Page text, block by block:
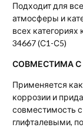
Подходит для
атмосферы и
всех
34667 (С1-С5)
СОВМЕСТИМА С
Применяется
коррозии и
совместимость
глифталевыми,